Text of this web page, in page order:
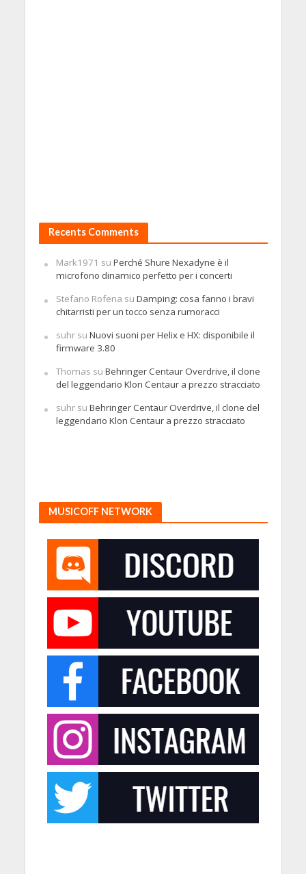
Recents Comments
Mark1971 su Perché Shure Nexadyne è il
microfono dinamico perfetto per i concerti
Stefano Rofena su Damping: cosa fanno i bravi
chitarristi per un tocco senza rumoracci
suhrsu Nuovi suoni per Helix e HX: disponibile il
firmware 3.80
Thomas su Behringer Centaur Overdrive, il clone
del leggendario Klon Centaur a prezzo stracciato
suhrsu Behringer Centaur Overdrive, il clone del
leggendario Klon Centaur a prezzo stracciato
MUSICOFF NETWORK